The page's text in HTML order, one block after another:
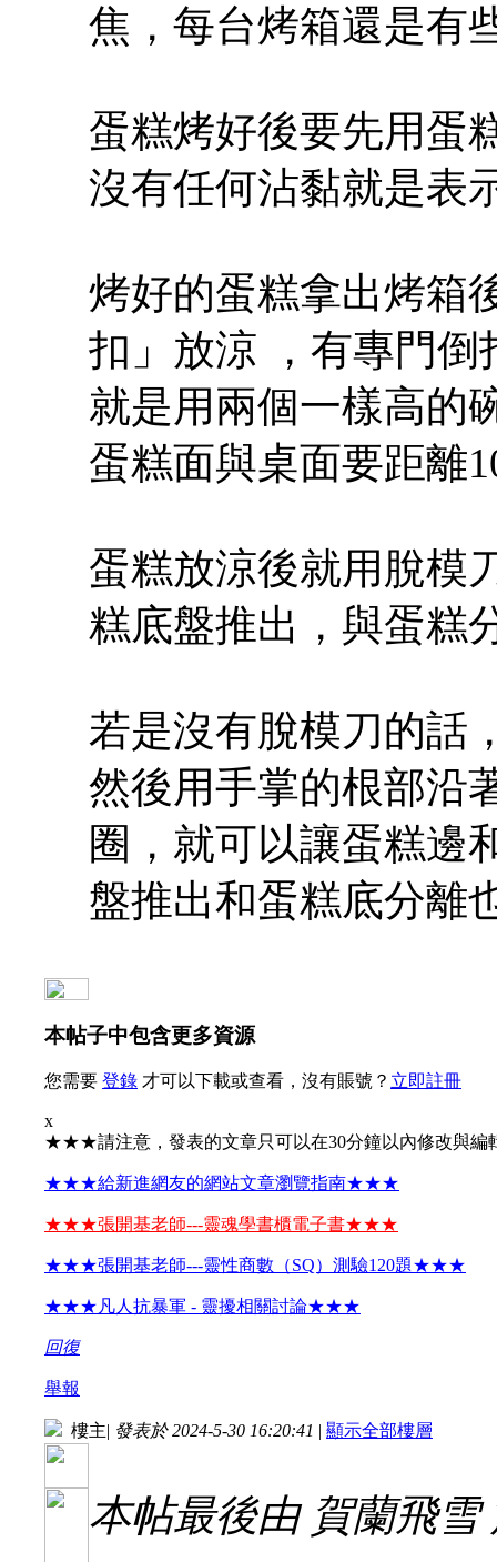
焦，每台烤箱還是有
蛋糕烤好後要先用蛋
沒有任何沾黏就是表
烤好的蛋糕拿出烤箱
扣」放涼 ，有專門
就是用兩個一樣高的
蛋糕面與桌面要距離
蛋糕放涼後就用脫模
糕底盤推出，與蛋糕
若是沒有脫模刀的話
然後用手掌的根部沿
圈，就可以讓蛋糕邊
盤推出和蛋糕底分離
本帖子中包含更多資源
您需要 登錄 才可以下載或查看，沒有賬號？ 立即註冊
x
★★★請注意，發表的文章只可以在30分鐘以內修改與
★★★給新進網友的網站文章瀏覽指南★★★
★★★張開基老師---靈魂學書櫃電子書★★★
★★★張開基老師---靈性商數（SQ）測驗120題★★★
★★★凡人抗暴軍 - 靈擾相關討論★★★
回復
舉報
樓主| 發表於 2024-5-30 16:20:41 | 顯示全部樓層
本帖最後由 賀蘭飛雪